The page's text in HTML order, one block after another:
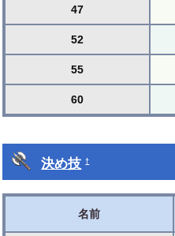
47
52
55
60
決め技 †
名前